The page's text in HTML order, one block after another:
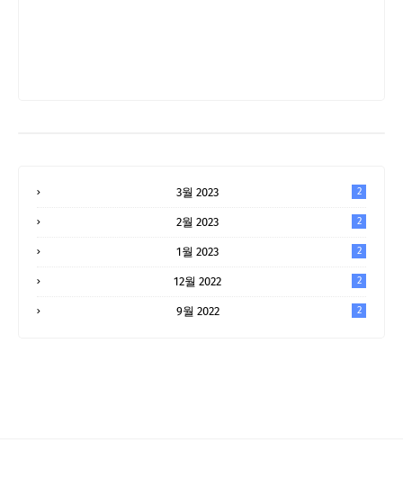
3월 2023 2
2월 2023 2
1월 2023 2
12월 2022 2
9월 2022 2